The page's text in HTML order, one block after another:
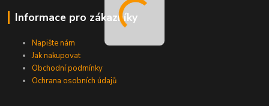
Informace pro zákazníky
Napište nám
Jak nakupovat
Obchodní podmínky
Ochrana osobních údajů